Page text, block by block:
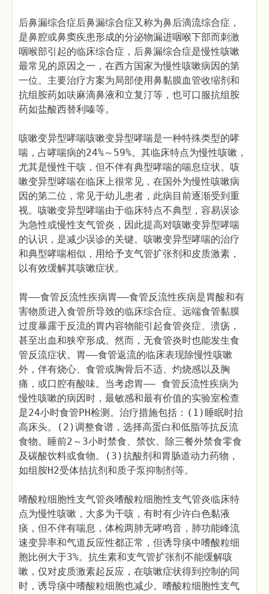
后鼻漏综合症后鼻漏综合症又称为鼻后滴流综合症，
是鼻腔或鼻窦疾患形成的分泌物漏进咽喉下部而刺激
咽喉部引起的临床综合症，后鼻漏综合症是慢性咳嗽
最常见的原因之一，在西方国家为慢性咳嗽病因的第
一位。主要治疗方案为局部使用鼻黏膜血管收缩剂和
抗组胺药如呋麻滴鼻液和立复汀等，也可口服抗组胺
药如盐酸西替利嗪等。
咳嗽变异型哮喘咳嗽变异型哮喘是一种特殊类型的哮
喘，占哮喘病的24%～59%。其临床特点为慢性咳嗽，
尤其是慢性干咳，但不伴有典型哮喘的喘息症状。咳
嗽变异型哮喘在临床上很常见，在国外为慢性咳嗽病
因的第二位，常见于幼儿患者，此病目前逐渐受到重
视。咳嗽变异型哮喘由于临床特点不典型，容易误诊
为急性或慢性支气管炎，因此提高对咳嗽变异型哮喘
的认识，是减少误诊的关键。咳嗽变异型哮喘的治疗
和典型哮喘相似，用给予支气管扩张剂和皮质激素，
以有效缓解其咳嗽症状。
胃——食管反流性疾病胃——食管反流性疾病是胃酸和有
害物质进入食管所导致的临床综合症。远端食管黏膜
过度暴露于反流的胃内容物能引起食管炎症、溃疡，
甚至出血和狭窄形成。然而，无食管炎时也能发生食
管反流症状。胃——食管返流的临床表现除慢性咳嗽
外，伴有烧心、食管或胸骨后不适、灼烧感以及胸
痛，或口腔有酸味。当考虑胃—— 食管反流性疾病为
慢性咳嗽的病因时，最敏感和最有价值的实验室检查
是24小时食管PH检测。治疗措施包括：(1)睡眠时抬
高床头。(2)调整食谱，选择高蛋白和低脂等抗反流
食物。睡前2～3小时禁食、禁饮。除三餐外禁食零食
及碳酸饮料或食物。(3)抗酸剂和胃肠道动力药物，
如组胺H2受体拮抗剂和质子泵抑制剂等。
嗜酸粒细胞性支气管炎嗜酸粒细胞性支气管炎临床特
点为慢性咳嗽，大多为干咳，有时有少许白色黏液
痰，但不伴有喘息，体检两肺无哮鸣音，肺功能峰流
速变异率和气道反应性都正常，但诱导痰中嗜酸粒细
胞比例大于3%。抗生素和支气管扩张剂不能缓解咳
嗽，仅对皮质激素起反应，在咳嗽症状得到控制的同
时，诱导痰中嗜酸粒细胞也减少。嗜酸粒细胞性支气